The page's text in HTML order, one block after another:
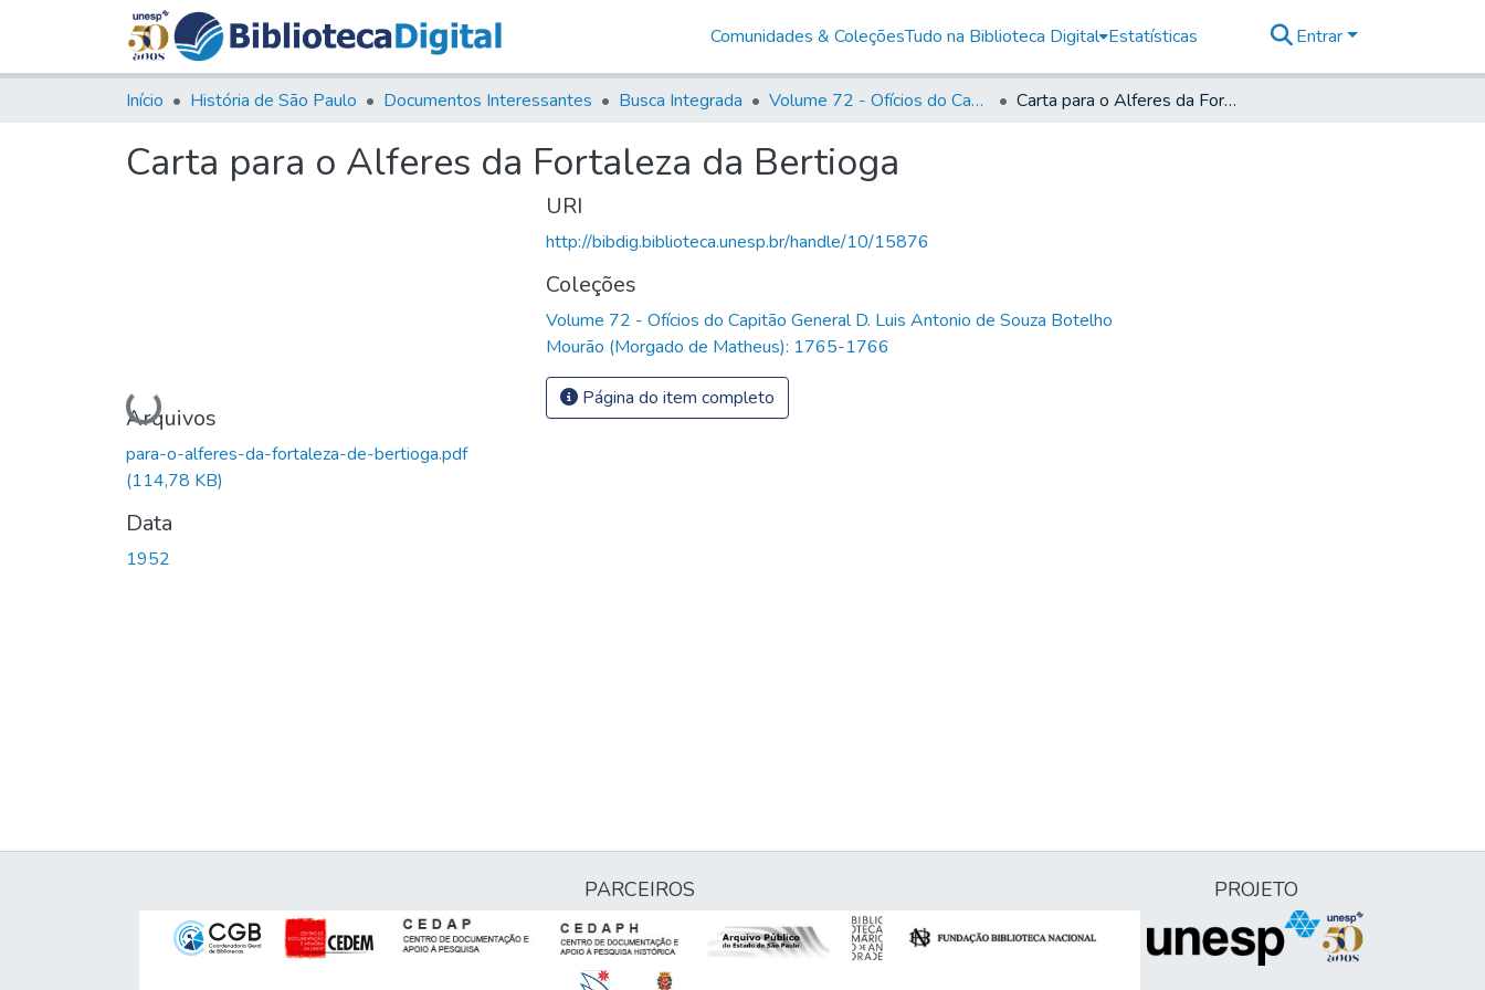
Comunidades & ColeçõesTudo na Biblioteca Digital Estatísticas Entrar
Início História de São Paulo Documentos Interessantes Busca Integrada Volume 72 - Ofícios do Capitão General D. Luis Antonio de Souza Botelho Mourão (Morgado de Matheus): 1765-1766 Carta para o Alferes da Fortaleza da Bertioga
Carta para o Alferes da Fortaleza da Bertioga
Carregando...
Arquivos
para-o-alferes-da-fortaleza-de-bertioga.pdf
(114,78 KB)
Data
1952
URI
http://bibdig.biblioteca.unesp.br/handle/10/15876
Coleções
Volume 72 - Ofícios do Capitão General D. Luis Antonio de Souza Botelho
Mourão (Morgado de Matheus): 1765-1766
Página do item completo
PARCEIROS PROJETO